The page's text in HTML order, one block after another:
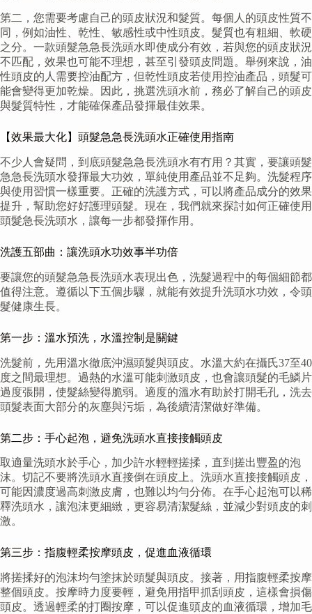
第二，您需要考慮自己的頭皮狀況和髮質。每個人的頭皮性質不
同，例如油性、乾性、敏感性或中性頭皮。髮質也有粗細、軟硬
之分。一款頭髮急急長洗頭水即使成分有效，若與您的頭皮狀況
不匹配，效果也可能不理想，甚至引發頭皮問題。舉例來說，油
性頭皮的人需要控油配方，但乾性頭皮若使用控油產品，頭髮可
能會變得更加乾燥。因此，挑選洗頭水前，務必了解自己的頭皮
與髮質特性，才能確保產品發揮最佳效果。
【效果最大化】頭髮急急長洗頭水正確使用指南
不少人會疑問，到底頭髮急急長洗頭水有冇用？其實，要讓頭髮
急急長洗頭水發揮最大功效，單純使用產品並不足夠。洗髮程序
與使用習慣一樣重要。正確的洗護方式，可以將產品成分的效果
提升，幫助您好好護理頭髮。現在，我們就來探討如何正確使用
頭髮急長洗頭水，讓每一步都發揮作用。
洗護五部曲：讓洗頭水功效事半功倍
要讓您的頭髮急急長洗頭水表現出色，洗髮過程中的每個細節都
值得注意。遵循以下五個步驟，就能有效提升洗頭水功效，令頭
髮健康生長。
第一步：溫水預洗，水溫控制是關鍵
洗髮前，先用溫水徹底沖濕頭髮與頭皮。水溫大約在攝氏37至40
度之間最理想。過熱的水溫可能刺激頭皮，也會讓頭髮的毛鱗片
過度張開，使髮絲變得脆弱。適度的溫水有助於打開毛孔，洗去
頭髮表面大部分的灰塵與污垢，為後續清潔做好準備。
第二步：手心起泡，避免洗頭水直接接觸頭皮
取適量洗頭水於手心，加少許水輕輕搓揉，直到搓出豐盈的泡
沫。切記不要將洗頭水直接倒在頭皮上。洗頭水直接接觸頭皮，
可能因濃度過高刺激皮膚，也難以均勻分佈。在手心起泡可以稀
釋洗頭水，讓泡沫更細緻，更容易清潔髮絲，並減少對頭皮的刺
激。
第三步：指腹輕柔按摩頭皮，促進血液循環
將搓揉好的泡沫均勻塗抹於頭髮與頭皮。接著，用指腹輕柔按摩
整個頭皮。按摩時力度要輕，避免用指甲抓刮頭皮，這樣會損傷
頭皮。透過輕柔的打圈按摩，可以促進頭皮的血液循環，增加毛